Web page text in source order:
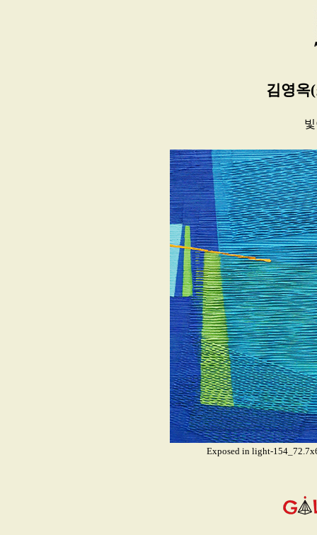
김영옥
Exposed in light-